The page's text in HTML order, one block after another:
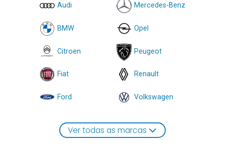
Audi
BMW
Citroen
Fiat
Ford
Mercedes-Benz
Opel
Peugeot
Renault
Volkswagen
Ver todas as marcas